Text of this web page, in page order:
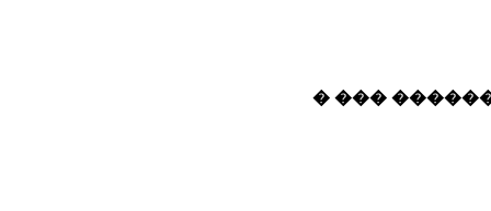
� ���